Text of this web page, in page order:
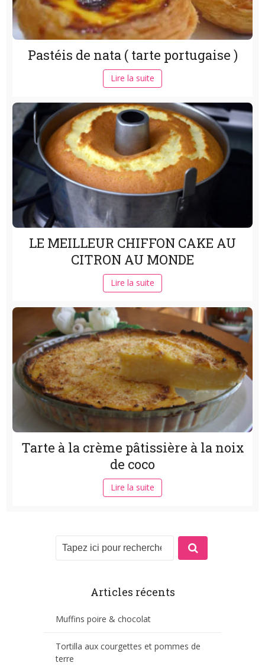
Pastéis de nata ( tarte portugaise )
Lire la suite
LE MEILLEUR CHIFFON CAKE AU
CITRON AU MONDE
Lire la suite
Tarte à la crème pâtissière à la noix
de coco
Lire la suite
Articles récents
Muffins poire & chocolat
Tortilla aux courgettes et pommes de
terre